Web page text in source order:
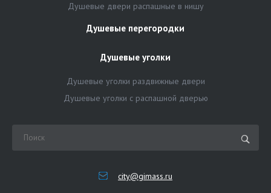
Душевые двери распашные в нишу
Душевые перегородки
Душевые уголки
Душевые уголки раздвижные двери
Душевые уголки с распашной дверью
city@gimass.ru